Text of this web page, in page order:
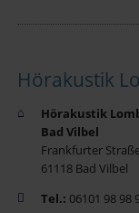
Hörakustik
Hörakustik
Bad Vilbel
Frankfurter
61118 Bad Vilbel
Tel.: 06101 98 98